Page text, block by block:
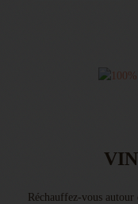
Réchauffez-vous